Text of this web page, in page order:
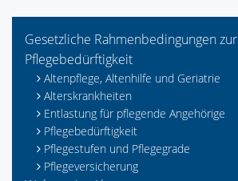
Gesetzliche Rahmenbedingungen zur
Pflegebedürftigkeit
Altenpflege, Altenhilfe und Geriatrie
Alterskrankheiten
Entlastung für pflegende Angehörige
Pflegebedürftigkeit
Pflegestufen und Pflegegrade
Pflegeversicherung